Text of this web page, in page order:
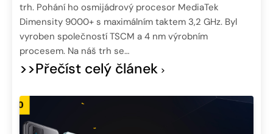
trh. Pohání ho osmijádrový procesor MediaTek
Dimensity 9000+ s maximálním taktem 3,2 GHz. Byl
vyroben společností TSCM a 4 nm výrobním
procesem. Na náš trh se…
>>Přečíst celý článek